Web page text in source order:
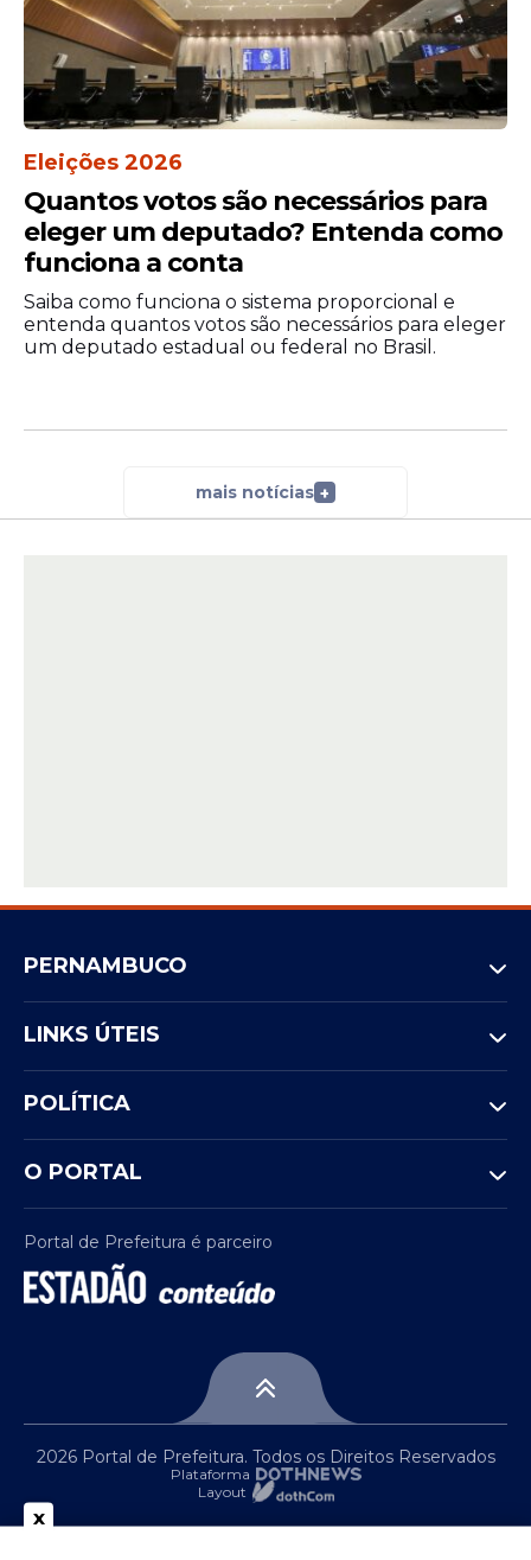
Eleições 2026
Quantos votos são necessários para
eleger um deputado? Entenda como
funciona a conta
Saiba como funciona o sistema proporcional e
entenda quantos votos são necessários para eleger
um deputado estadual ou federal no Brasil.
mais notícias +
PERNAMBUCO
LINKS ÚTEIS
POLÍTICA
O PORTAL
Portal de Prefeitura é parceiro
2026 Portal de Prefeitura. Todos os Direitos Reservados
Plataforma
Layout
x